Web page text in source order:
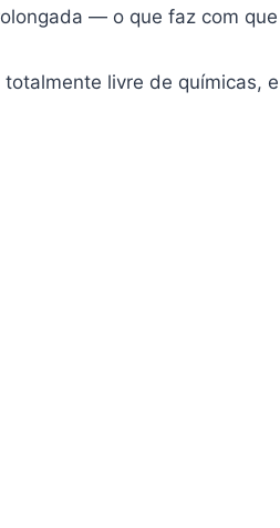
— o que faz com
livre de químicas,